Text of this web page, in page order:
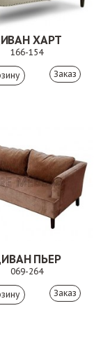
ХАРТ
166-154
Заказ
ПЬЕР
069-264
Заказ